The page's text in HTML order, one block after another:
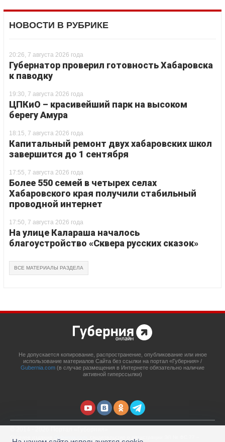
НОВОСТИ В РУБРИКЕ
20:26, 7 августа 2026 года
Губернатор проверил готовность Хабаровска
к паводку
19:30, 7 августа 2026 года
ЦПКиО – красивейший парк на высоком
берегу Амура
18:15, 7 августа 2026 года
Капитальный ремонт двух хабаровских школ
завершится до 1 сентября
17:55, 7 августа 2026 года
Более 550 семей в четырех селах
Хабаровского края получили стабильный
проводной интернет
17:50, 7 августа 2026 года
На улице Калараша началось
благоустройство «Сквера русских сказок»
ВСЕ МАТЕРИАЛЫ РАЗДЕЛА
Не допускается копирование, распространение, опубликование или иное
использование материалов Сайта без ссылки на портал «Губерния» /
Gubernia.com (в случае размещения в Интернете обязательно наличие
активной гиперссылки)